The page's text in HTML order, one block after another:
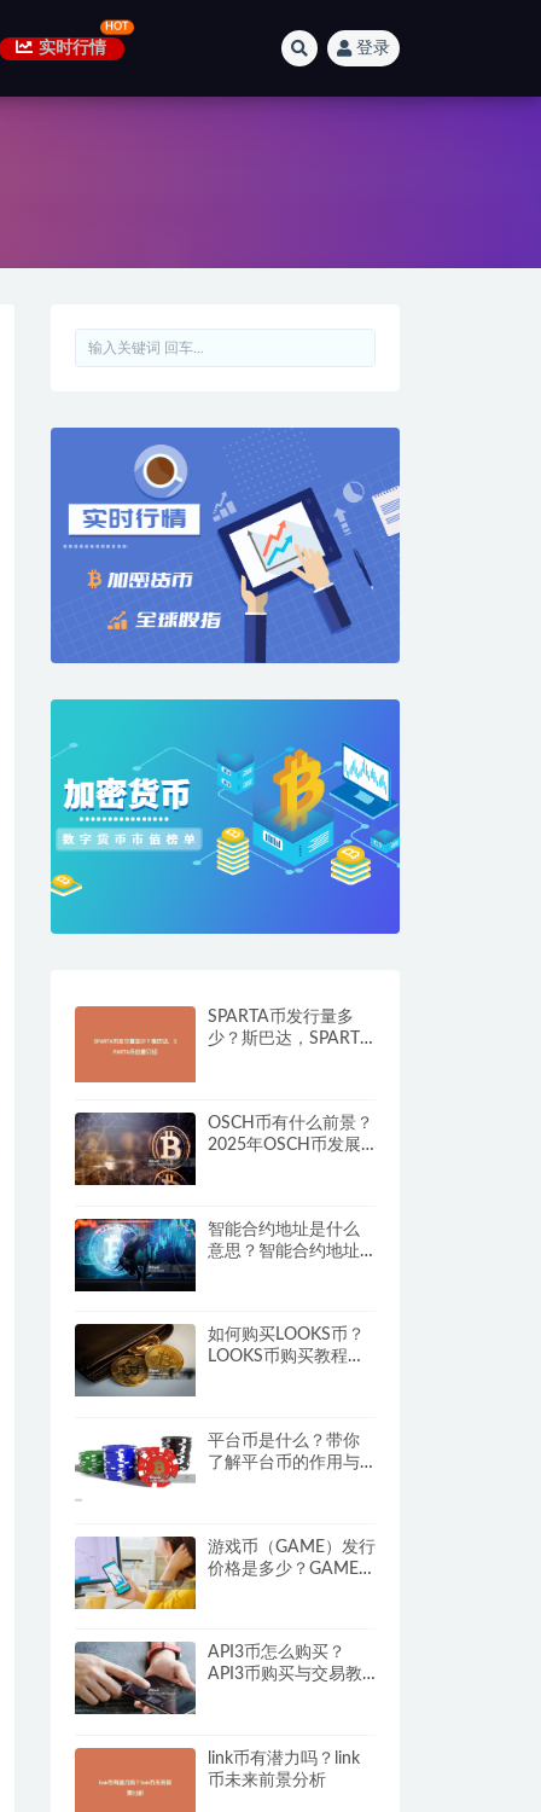
实时行情 登录
SPARTA币发行量多
少？斯巴达，SPARTA
OSCH币有什么前景？
2025年OSCH币发展
智能合约地址是什么
意思？智能合约地址
如何购买LOOKS币？
LOOKS币购买教程及
平台币是什么？带你
了解平台币的作用与
游戏币（GAME）发行
价格是多少？GAME币
API3币怎么购买？
API3币购买与交易教
link币有潜力吗？link
币未来前景分析